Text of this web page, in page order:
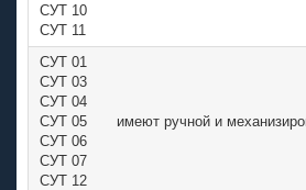
СУТ 10
СУТ 11
СУТ 01
СУТ 03
СУТ 04
СУТ 05
СУТ 06
СУТ 07
СУТ 12
имеют ручной и